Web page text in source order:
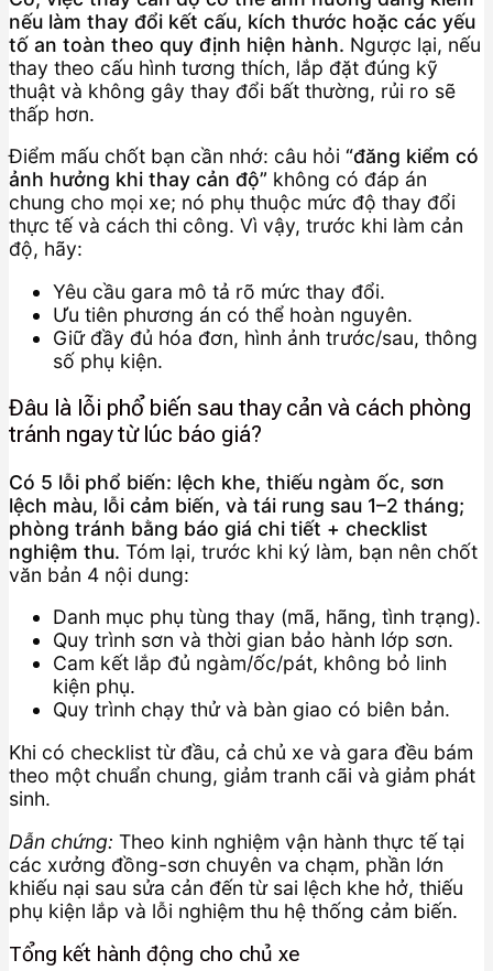
nếu làm thay đổi kết cấu, kích thước hoặc các yếu
tố an toàn theo quy định hiện hành. Ngược lại, nếu
thay theo cấu hình tương thích, lắp đặt đúng kỹ
thuật và không gây thay đổi bất thường, rủi ro sẽ
thấp hơn.
Điểm mấu chốt bạn cần nhớ: câu hỏi “đăng kiểm có
ảnh hưởng khi thay cản độ” không có đáp án
chung cho mọi xe; nó phụ thuộc mức độ thay đổi
thực tế và cách thi công. Vì vậy, trước khi làm cản
độ, hãy:
Yêu cầu gara mô tả rõ mức thay đổi.
Ưu tiên phương án có thể hoàn nguyên.
Giữ đầy đủ hóa đơn, hình ảnh trước/sau, thông
số phụ kiện.
Đâu là lỗi phổ biến sau thay cản và cách phòng
tránh ngay từ lúc báo giá?
Có 5 lỗi phổ biến: lệch khe, thiếu ngàm ốc, sơn
lệch màu, lỗi cảm biến, và tái rung sau 1–2 tháng;
phòng tránh bằng báo giá chi tiết + checklist
nghiệm thu. Tóm lại, trước khi ký làm, bạn nên chốt
văn bản 4 nội dung:
Danh mục phụ tùng thay (mã, hãng, tình trạng).
Quy trình sơn và thời gian bảo hành lớp sơn.
Cam kết lắp đủ ngàm/ốc/pát, không bỏ linh
kiện phụ.
Quy trình chạy thử và bàn giao có biên bản.
Khi có checklist từ đầu, cả chủ xe và gara đều bám
theo một chuẩn chung, giảm tranh cãi và giảm phát
sinh.
Dẫn chứng: Theo kinh nghiệm vận hành thực tế tại
các xưởng đồng-sơn chuyên va chạm, phần lớn
khiếu nại sau sửa cản đến từ sai lệch khe hở, thiếu
phụ kiện lắp và lỗi nghiệm thu hệ thống cảm biến.
Tổng kết hành động cho chủ xe